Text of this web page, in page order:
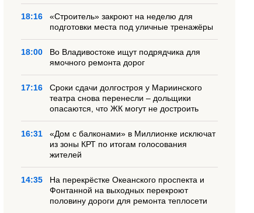
18:16
«Строитель» закроют на неделю для
подготовки места под уличные тренажёры
18:00
Во Владивостоке ищут подрядчика для
ямочного ремонта дорог
17:16
Сроки сдачи долгостроя у Мариинского
театра снова перенесли – дольщики
опасаются, что ЖК могут не достроить
16:31
«Дом с балконами» в Миллионке исключат
из зоны КРТ по итогам голосования
жителей
14:35
На перекрёстке Океанского проспекта и
Фонтанной на выходных перекроют
половину дороги для ремонта теплосети